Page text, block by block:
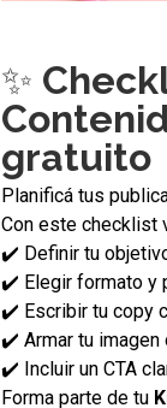
✨
gratuito
Planificá tus
Con este checklist
✔️ Definir tu
✔️ Elegir formato y
✔️ Escribir tu copy
✔️ Armar tu imagen
✔️ Incluir un CTA
Forma parte de tu